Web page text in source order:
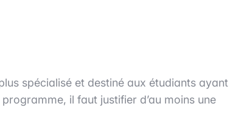
spécialisé et destiné aux étudiants ayant
il faut justifier d’au moins une